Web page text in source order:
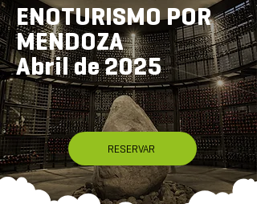
ENOTURISMO POR
MENDOZA
Abril de 2025
RESERVAR